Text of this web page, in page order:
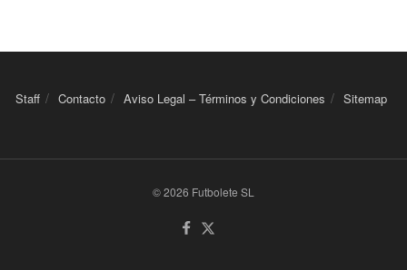
Staff Contacto Aviso Legal – Términos y Condiciones Sitemap
© 2026 Futbolete SL